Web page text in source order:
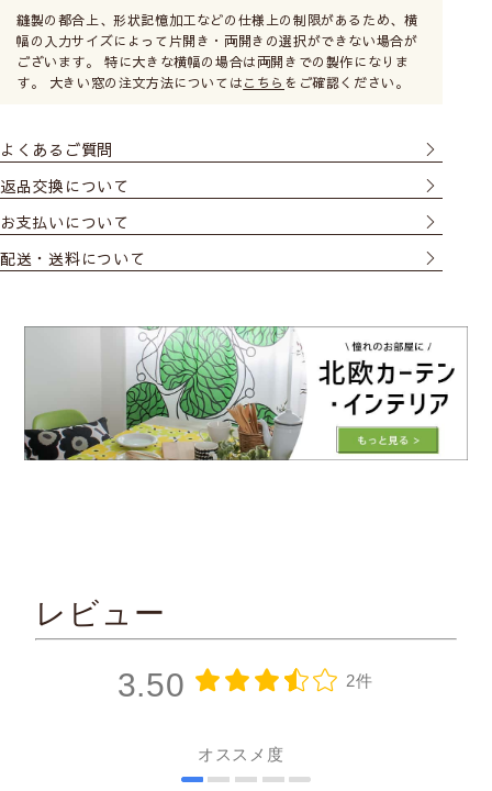
縫製の都合上、形状記憶加工などの仕様上の制限があるため、横
幅の入力サイズによって片開き・両開きの選択ができない場合が
ございます。 特に大きな横幅の場合は両開きでの製作になりま
す。 大きい窓の注文方法についてはこちら をご確認ください。
よくあるご質問
返品交換について
お支払いについて
配送・送料について
レビュー
3.50 2件
オススメ度